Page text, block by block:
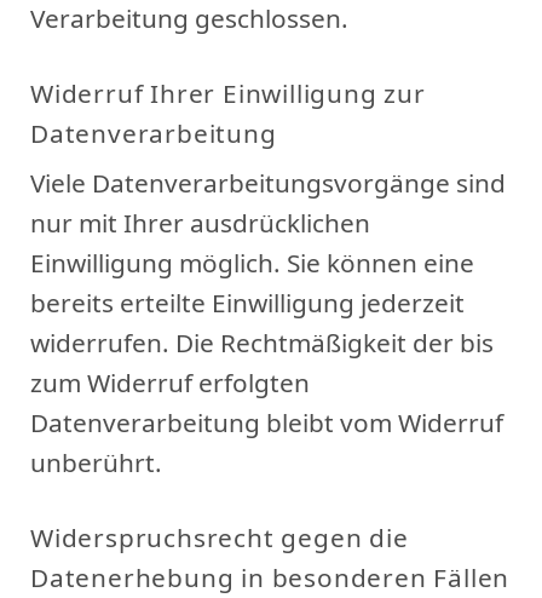
Verarbeitung geschlossen.
Widerruf Ihrer Einwilligung zur
Datenverarbeitung
Viele Datenverarbeitungsvorgänge sind
nur mit Ihrer ausdrücklichen
Einwilligung möglich. Sie können eine
bereits erteilte Einwilligung jederzeit
widerrufen. Die Rechtmäßigkeit der bis
zum Widerruf erfolgten
Datenverarbeitung bleibt vom Widerruf
unberührt.
Widerspruchsrecht gegen die
Datenerhebung in besonderen Fällen